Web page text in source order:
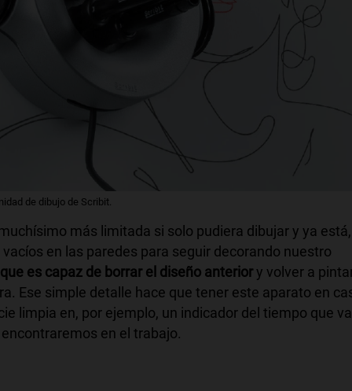
de dibujo de Scribit.
más limitada si solo pudiera dibujar y ya
en las paredes para seguir decorando nuestro
es capaz de borrar el diseño anteriory volver a
Ese simple detalle hace que tener este aparato en
limpia en, por ejemplo, un indicador del tiempo que
en el trabajo.